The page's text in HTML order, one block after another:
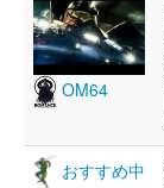
OM64
おすすめ中